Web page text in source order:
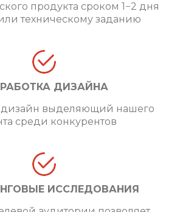
продукта сроком 1−2 дня
техническому заданию
ДИЗАЙНА
выделяющий нашего
среди конкурентов
ИССЛЕДОВАНИЯ